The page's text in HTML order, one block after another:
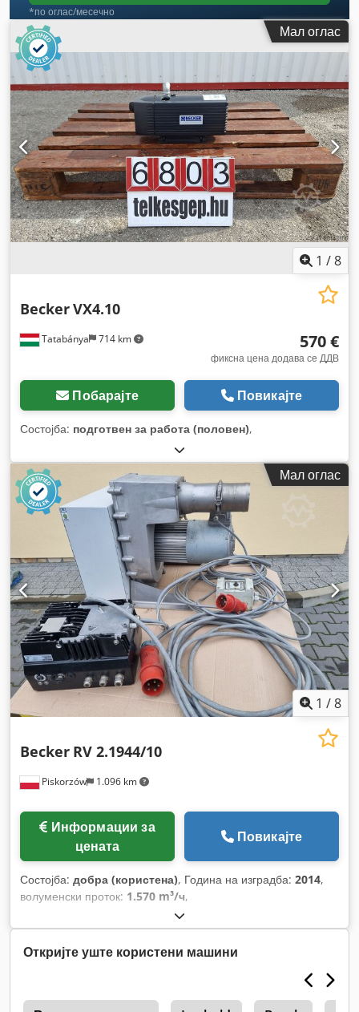
*по оглас/месечно
Мал оглас
1 /8
Tatabánya 714 km
BeckerVX4.10
570 €
фиксна цена додава се ДДВ
Побарајте Повикајте
Состојба: подготвен за работа (половен),
Мал оглас
1 /8
Piskorzów 1.096 km
Becker RV 2.1944/10
цената
Повикајте
Состојба: добра (користена), Година на изградба: 2014,
волуменски проток: 1.570 m³/ч,
Откријте уште користени машини